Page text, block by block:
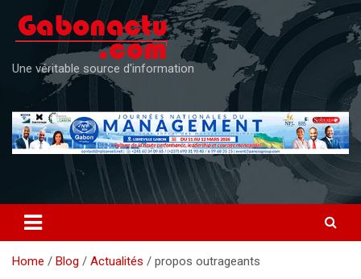
content
Une véritable source d'information
Home Blog Actualités propos outrageants